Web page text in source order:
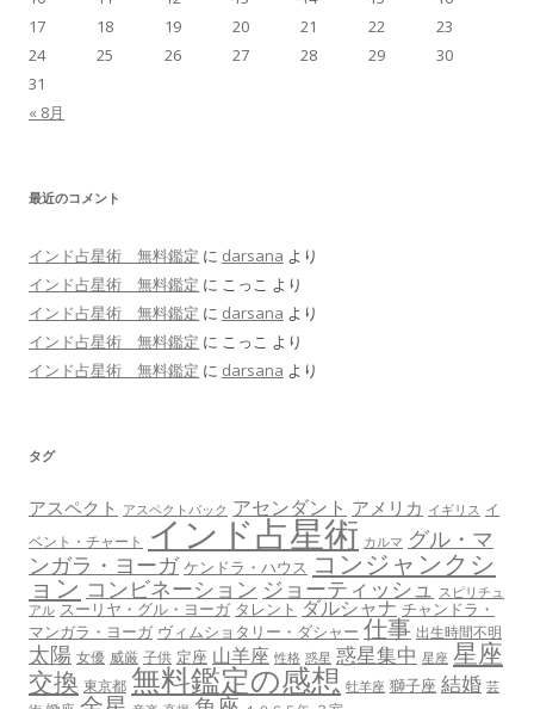
« 8月
17
18 19 20 21 22
23
24
25 26 27 28 29
30
31
最近のコメント
インド占星術 無料鑑定 に darsana より
インド占星術 無料鑑定 に こっこ より
インド占星術 無料鑑定 に darsana より
インド占星術 無料鑑定 に こっこ より
インド占星術 無料鑑定 に darsana より
タグ
アスペクト アスペクトバック アセンダント アメリカ イギリス イ
ベント・チャート インド占星術 カルマ グル・マ
ンガラ・ヨーガ ケンドラ・ハウス コンジャンクシ
ョン コンビネーション ジョーティッシュ スピリチュ
アル スーリヤ・グル・ヨーガ タレント ダルシャナ チャンドラ・
マンガラ・ヨーガ ヴィムショタリー・ダシャー 仕事 出生時間不明
太陽 女優 威厳 子供 定座 山羊座 性格 惑星 惑星集中 星座 星座
交換 東京都 無料鑑定の感想 牡羊座 獅子座 結婚 芸